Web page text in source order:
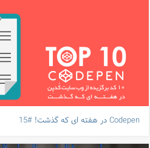
Codepen در هفته ای که گذشت! #15